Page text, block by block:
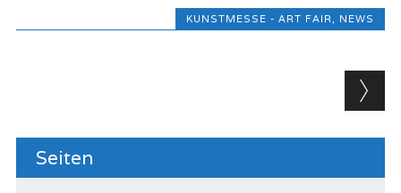
KUNSTMESSE - ART FAIR, NEWS
Seiten